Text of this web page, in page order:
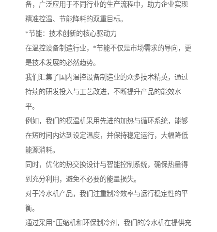
备，广泛应用于不同行业的生产流程中，助力企业实现
精准控温、节能降耗的双重目标。
*节能：技术创新的核心驱动力
在温控设备制造行业，*节能不仅是市场需求的导向，更
是技术发展的必然趋势。
我们汇集了国内温控设备制造业的众多技术精英，通过
持续的研发投入与工艺改进，不断提升产品的能效水
平。
例如，我们的模温机采用先进的加热与循环系统，能够
在短时间内达到设定温度，并保持稳定运行，大幅降低
能源消耗。
同时，优化的热交换设计与智能控制系统，确保热量得
到充分利用，避免不必要的能量损失。
对于冷水机产品，我们注重制冷效率与运行稳定性的平
衡。
通过采用*压缩机和环保制冷剂，我们的冷水机在提供充